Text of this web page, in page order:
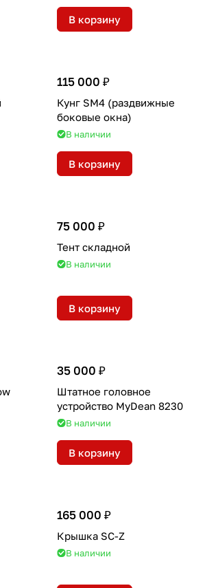
В корзину
115 000 ₽
Кунг SM4 (раздвижные
боковые окна)
В наличии
В корзину
75 000 ₽
Тент складной
В наличии
В корзину
35 000 ₽
Штатное головное
устройство MyDean 8230
В наличии
В корзину
165 000 ₽
Крышка SC-Z
В наличии